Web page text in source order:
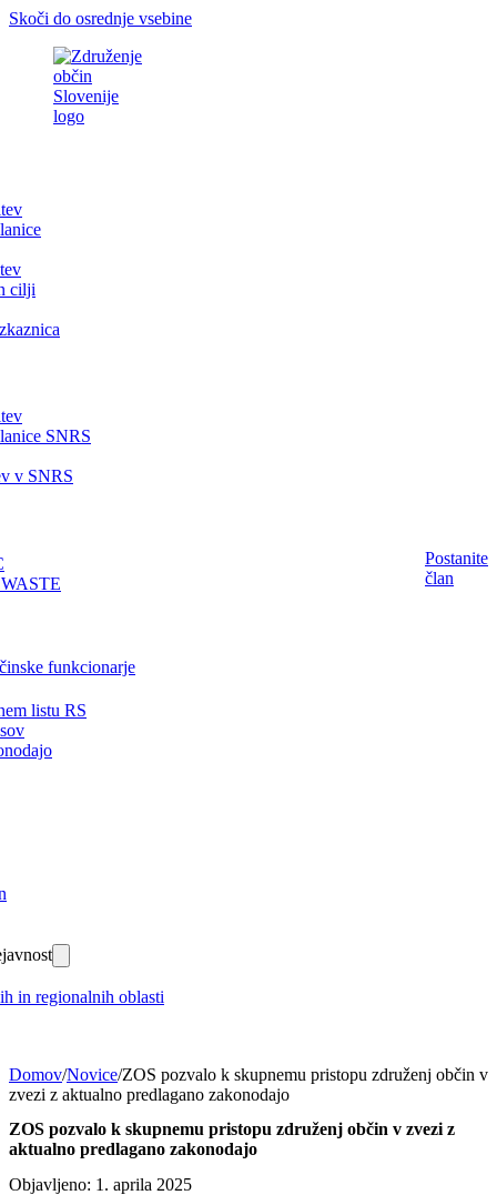
Skoči do osrednje vsebine
cilji
SNRS
v SNRS
funkcionarje
listu RS
in regionalnih oblasti
Postanite
član
Domov/Novice/ZOS pozvalo k skupnemu pristopu združenj občin v
zvezi z aktualno predlagano zakonodajo
ZOS pozvalo k skupnemu pristopu združenj občin v zvezi z
aktualno predlagano zakonodajo
Objavljeno: 1. aprila 2025